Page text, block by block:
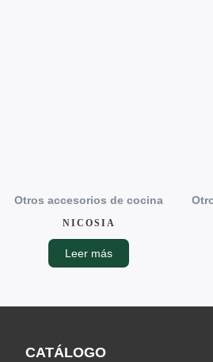
Otros accesorios de cocina
NICOSIA
Leer más
CATÁLOGO